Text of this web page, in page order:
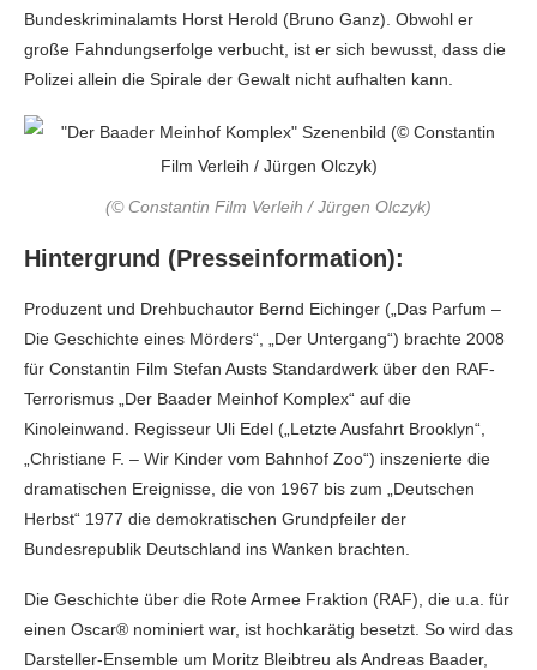
Bundeskriminalamts Horst Herold (Bruno Ganz). Obwohl er
große Fahndungserfolge verbucht, ist er sich bewusst, dass die
Polizei allein die Spirale der Gewalt nicht aufhalten kann.
(© Constantin Film Verleih / Jürgen Olczyk)
Hintergrund (Presseinformation):
Produzent und Drehbuchautor Bernd Eichinger („Das Parfum –
Die Geschichte eines Mörders“, „Der Untergang“) brachte 2008
für Constantin Film Stefan Austs Standardwerk über den RAF-
Terrorismus „Der Baader Meinhof Komplex“ auf die
Kinoleinwand. Regisseur Uli Edel („Letzte Ausfahrt Brooklyn“,
„Christiane F. – Wir Kinder vom Bahnhof Zoo“) inszenierte die
dramatischen Ereignisse, die von 1967 bis zum „Deutschen
Herbst“ 1977 die demokratischen Grundpfeiler der
Bundesrepublik Deutschland ins Wanken brachten.
Die Geschichte über die Rote Armee Fraktion (RAF), die u.a. für
einen Oscar® nominiert war, ist hochkarätig besetzt. So wird das
Darsteller-Ensemble um Moritz Bleibtreu als Andreas Baader,